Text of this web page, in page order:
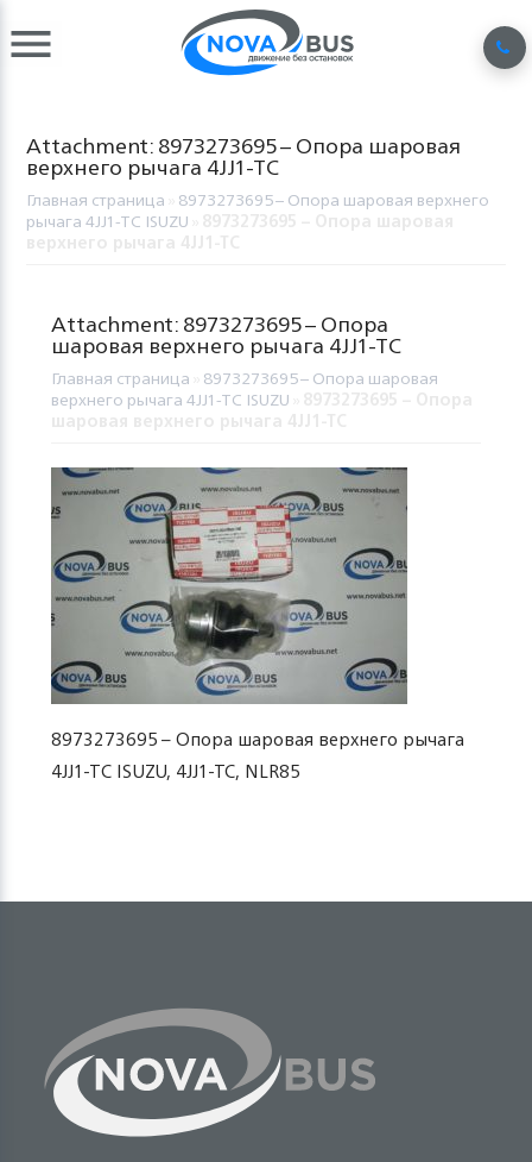
Attachment: 8973273695 – Опора шаровая
верхнего рычага 4JJ1-TC
Главная страница 8973273695 – Опора шаровая верхнего
рычага 4JJ1-TC ISUZU
Attachment: 8973273695 – Опора
шаровая верхнего рычага 4JJ1-TC
Главная страница 8973273695 – Опора шаровая
верхнего рычага 4JJ1-TC ISUZU
8973273695 – Опора шаровая верхнего рычага
4JJ1-TC ISUZU, 4JJ1-TC, NLR85